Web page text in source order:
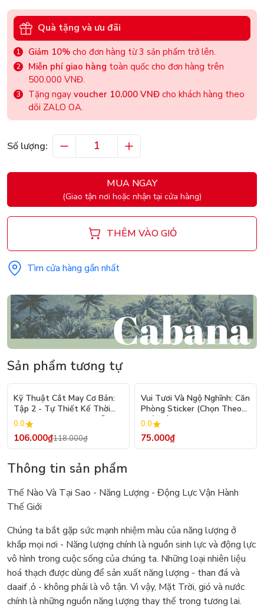
Quà tặng và ưu đãi
Giảm 10% cho đơn hàng từ 3 sản phẩm trở lên.
Miễn phí giao hàng toàn quốc cho đơn hàng trên
500.000 VNĐ.
Tặng ngay voucher 10.000 VNĐ cho khách hàng theo
dõi ZALO OA.
Số lượng:
MUA NGAY
(Giao tận nơi hoặc nhận tại cửa hàng)
THÊM VÀO GIỎ
Tìm cửa hàng gần nhất
Sản phẩm tương tự
- 10%
Kỹ Thuật Cắt May Cơ Bản:
Tập 2 - Tự Thiết Kế Thời
Trang Nam Nữ - Tạo Mẫu
Rập - Kỹ Thuật Nhảy Size
0.0
106.000₫118.000₫
Vui Tươi Và Ngộ Nghĩnh: Căn
Phòng Sticker (Chọn Theo
Chủ Đề) - Hơn 250 Sticker
0.0
75.000₫
Thông tin sản phẩm
Thế Nào Và Tại Sao - Năng Lượng - Động Lực Vận Hành
Thế Giới
Chúng ta bắt gặp sức mạnh nhiệm màu của năng lượng ở
khắp mọi nơi - Năng lượng chính là nguồn sinh lực và động lực
vô hình trong cuộc sống của chúng ta. Những loại nhiên liệu
hoá thạch được dùng để sản xuất năng lượng - than đá và
daaif ,ỏ - không phải là vô tận. Vì vậy, Mặt Trời, gió và nước
chính là những nguồn năng lượng thay thế trong tương lai.